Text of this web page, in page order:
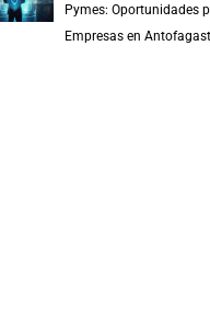
Pymes: Oportunidades
Empresas en